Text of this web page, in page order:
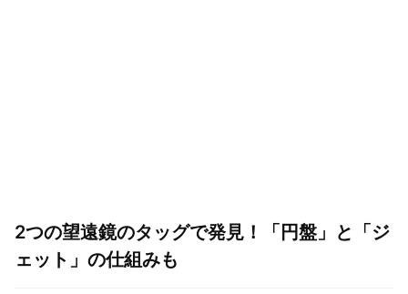
2つの望遠鏡のタッグで発見！「円盤」と「ジ
ェット」の仕組みも